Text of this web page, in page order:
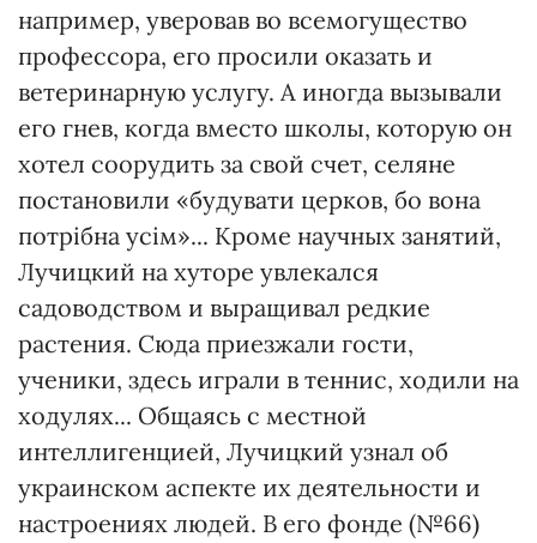
например, уверовав во всемогущество
профессора, его просили оказать и
ветеринарную услугу. А иногда вызывали
его гнев, когда вместо школы, которую он
хотел соорудить за свой счет, селяне
постановили «будувати церков, бо вона
потрібна усім»... Кроме научных занятий,
Лучицкий на хуторе увлекался
садоводством и выращивал редкие
растения. Сюда приезжали гости,
ученики, здесь играли в теннис, ходили на
ходулях... Общаясь с местной
интеллигенцией, Лучицкий узнал об
украинском аспекте их деятельности и
настроениях людей. В его фонде (№66)